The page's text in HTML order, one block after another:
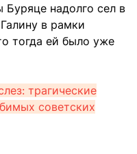
надолго сел в
в рамки
тогда ей было уже
трагические
советских